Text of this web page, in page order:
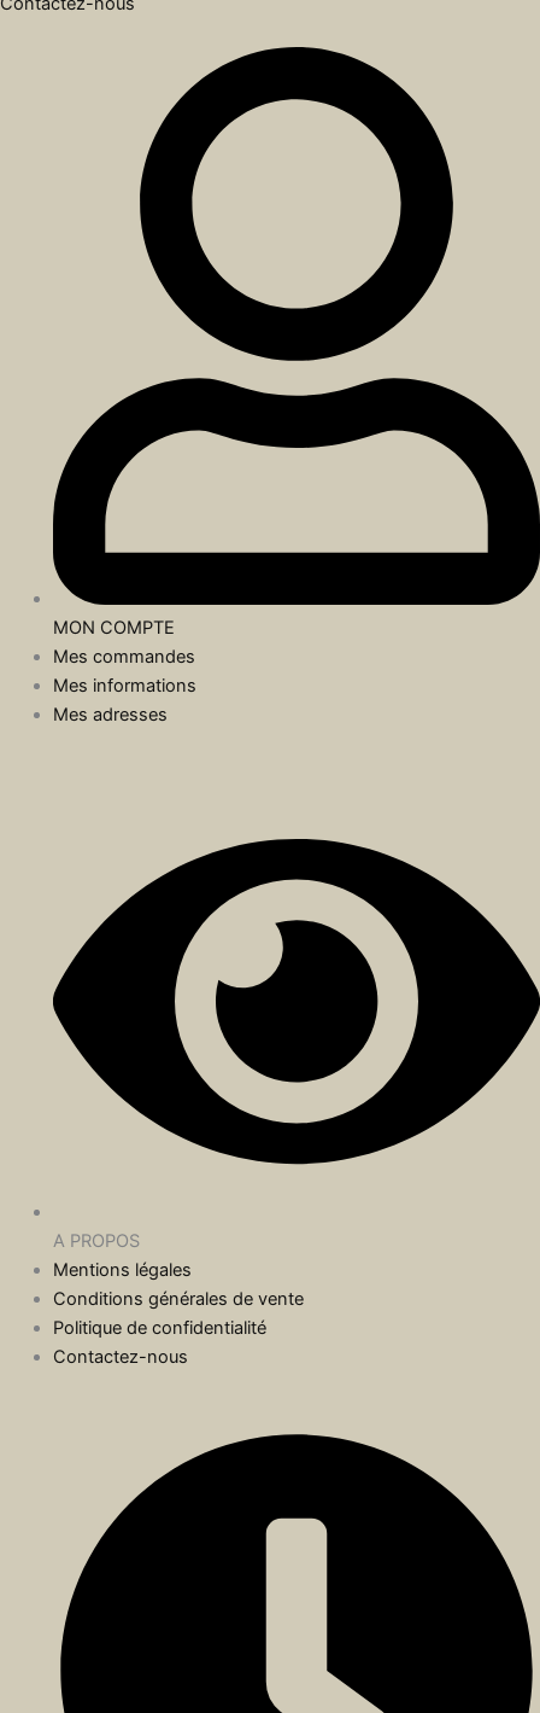
MON COMPTE
Mes commandes
Mes informations
Mes adresses
A PROPOS
Mentions légales
Conditions générales de vente
Politique de confidentialité
Contactez-nous